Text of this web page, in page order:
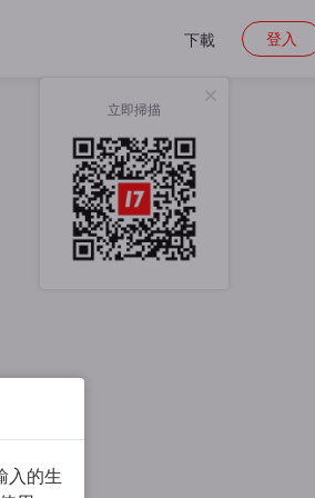
下載
立即掃描
登入
入的生